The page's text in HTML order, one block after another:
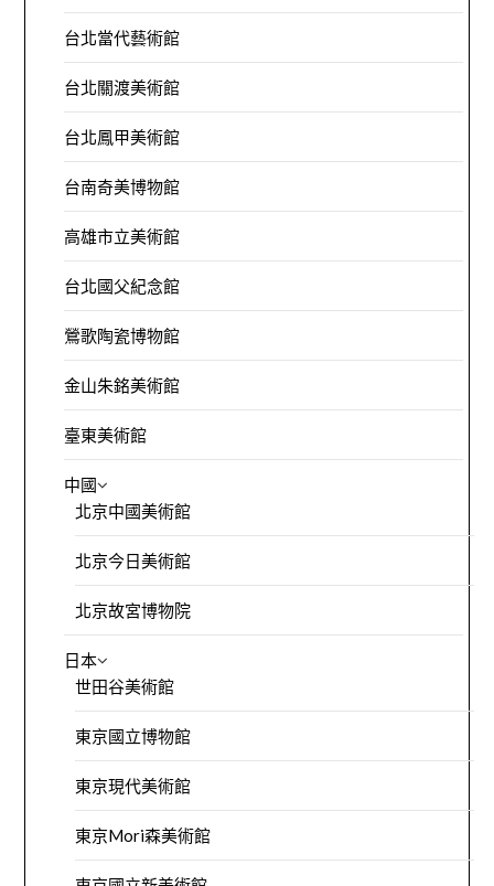
台北當代藝術館
台北關渡美術館
台北鳳甲美術館
台南奇美博物館
高雄市立美術館
台北國父紀念館
鶯歌陶瓷博物館
金山朱銘美術館
臺東美術館
中國
北京中國美術館
北京今日美術館
北京故宮博物院
日本
世田谷美術館
東京國立博物館
東京現代美術館
東京Mori森美術館